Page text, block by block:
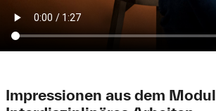
Impressionen aus dem Modul